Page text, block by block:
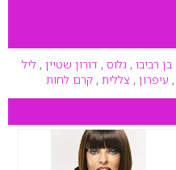
בן רביבו , גלוס , דורון שטיין , ליל
, עיפרון , צללית , קרם לחות